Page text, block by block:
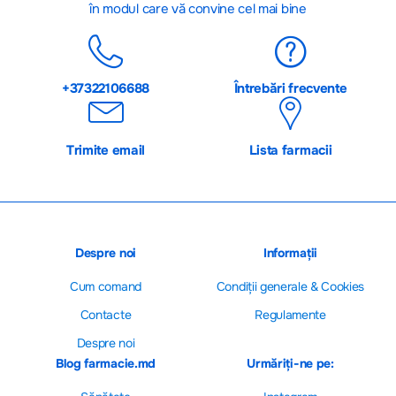
în modul care vă convine cel mai bine
+37322106688 Întrebări frecvente
Trimite email Lista farmacii
Despre noi
Cum comand
Contacte
Despre noi
Informații
Сondiții generale & Cookies
Regulamente
Blog farmacie.md Urmăriți-ne pe: